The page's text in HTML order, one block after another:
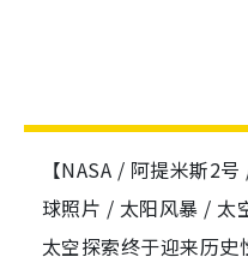
【NASA / 阿提米斯2
球照片 / 太阳风暴 / 太
太空探索终于迎来历